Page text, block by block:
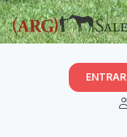
ENTRAR